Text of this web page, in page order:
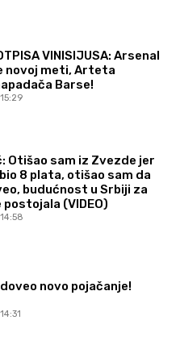
VINISIJUSA: Arsenal
novoj meti, Arteta
Barse!
Otišao sam iz Zvezde jer
8 plata, otišao sam da
budućnost u Srbiji za
postojala (VIDEO)
novo pojačanje!